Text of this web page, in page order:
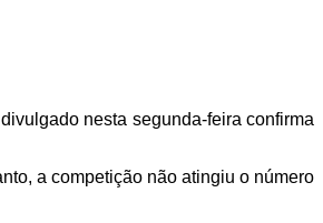
nesta segunda-feira confirma
a competição não atingiu o número